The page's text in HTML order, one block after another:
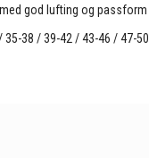
god lufting og passform
35-38 / 39-42 / 43-46 / 47-50